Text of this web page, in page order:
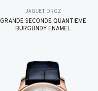
JAQUET DROZ
GRANDE SECONDE QUANTIÈME
BURGUNDY ENAMEL